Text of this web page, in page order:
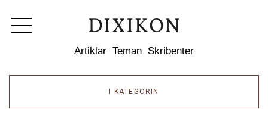
Artiklar Teman Skribenter
I KATEGORIN